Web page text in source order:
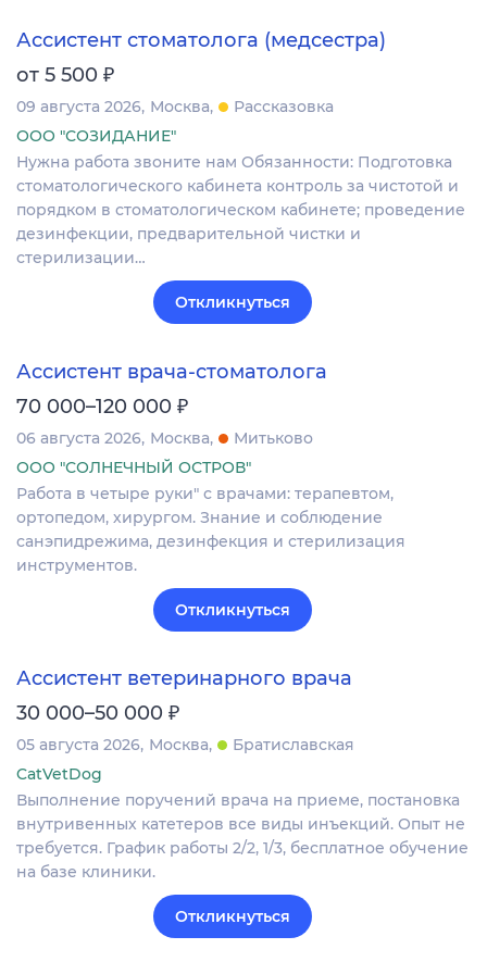
Ассистент стоматолога (медсестра)
от 5 500 ₽
09 августа 2026 Москва
Рассказовка
ООО "СОЗИДАНИЕ"
Нужна работа звоните нам Обязанности: Подготовка
стоматологического кабинета контроль за чистотой и
порядком в стоматологическом кабинете; проведение
дезинфекции, предварительной чистки и
стерилизации…
Откликнуться
Ассистент врача-стоматолога
70 000–120 000 ₽
06 августа 2026 Москва
Митьково
ООО "СОЛНЕЧНЫЙ ОСТРОВ"
Работа в четыре руки" с врачами: терапевтом,
ортопедом, хирургом. Знание и соблюдение
санэпидрежима, дезинфекция и стерилизация
инструментов.
Откликнуться
Ассистент ветеринарного врача
30 000–50 000 ₽
05 августа 2026 Москва
Братиславская
CatVetDog
Выполнение поручений врача на приеме, постановка
внутривенных катетеров все виды инъекций. Опыт не
требуется. График работы 2/2, 1/3, бесплатное обучение
на базе клиники.
Откликнуться